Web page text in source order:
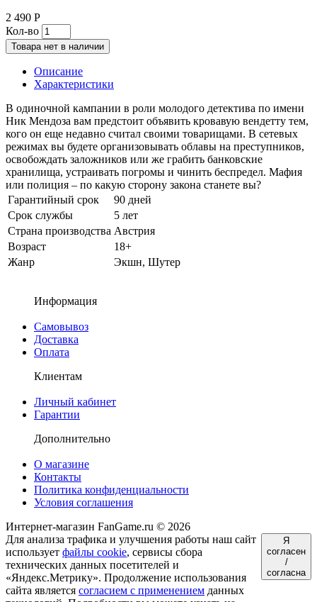
2 490 Р
Кол-во
Товара нет в наличии
Описание
Характеристики
В одиночной кампании в роли молодого детектива по имени
Ник Мендоза вам предстоит объявить кровавую вендетту тем,
кого он еще недавно считал своими товарищами. В сетевых
режимах вы будете организовывать облавы на преступников,
освобождать заложников или же грабить банковские
хранилища, устраивать погромы и чинить беспредел. Мафия
или полиция – по какую сторону закона станете вы?
Гарантийный срок
90 дней
Срок службы
5 лет
Страна производства Австрия
Возраст
18+
Жанр
Экшн, Шутер
Информация
Самовывоз
Доставка
Оплата
Клиентам
Личный кабинет
Гарантии
Дополнительно
О магазине
Контакты
Политика конфиденциальности
Условия соглашения
Интернет-магазин FanGame.ru © 2026
Для анализа трафика и улучшения работы наш сайт
использует файлы cookie, сервисы сбора
технических данных посетителей и
«Яндекс.Метрику». Продолжение использования
сайта является согласием с применением данных
Я
согласен
/
согласна